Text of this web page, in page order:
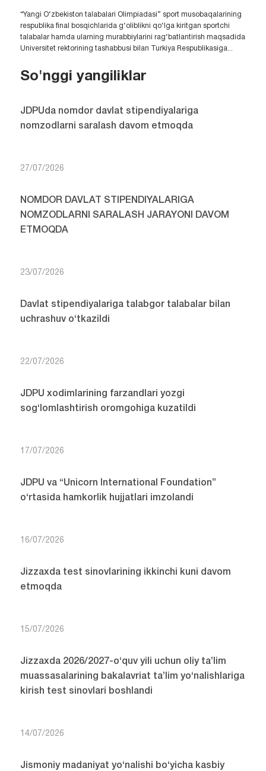
“Yangi O‘zbekiston talabalari Olimpiadasi” sport musobaqalarining
respublika final bosqichlarida g‘oliblikni qo‘lga kiritgan sportchi
talabalar hamda ularning murabbiylarini rag‘batlantirish maqsadida
Universitet rektorining tashabbusi bilan Turkiya Respublikasiga...
So'nggi yangiliklar
JDPUda nomdor davlat stipendiyalariga
nomzodlarni saralash davom etmoqda
27/07/2026
NOMDOR DAVLAT STIPENDIYALARIGA
NOMZODLARNI SARALASH JARAYONI DAVOM
ETMOQDA
23/07/2026
Davlat stipendiyalariga talabgor talabalar bilan
uchrashuv o‘tkazildi
22/07/2026
JDPU xodimlarining farzandlari yozgi
sog‘lomlashtirish oromgohiga kuzatildi
17/07/2026
JDPU va “Unicorn International Foundation”
o‘rtasida hamkorlik hujjatlari imzolandi
16/07/2026
Jizzaxda test sinovlarining ikkinchi kuni davom
etmoqda
15/07/2026
Jizzaxda 2026/2027-o‘quv yili uchun oliy ta’lim
muassasalarining bakalavriat ta’lim yo‘nalishlariga
kirish test sinovlari boshlandi
14/07/2026
Jismoniy madaniyat yo‘nalishi bo‘yicha kasbiy